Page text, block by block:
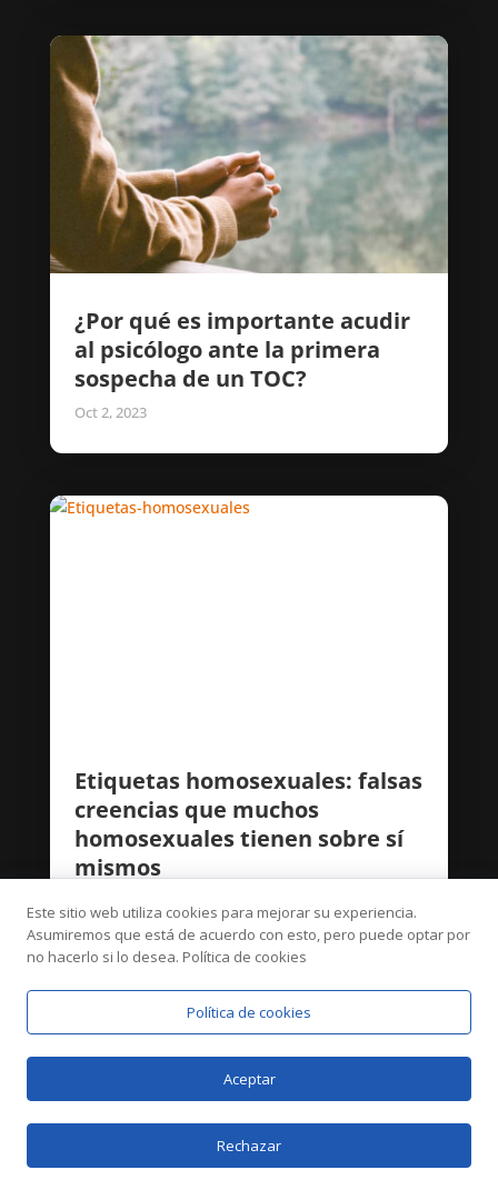
¿Por qué es importante acudir
al psicólogo ante la primera
sospecha de un TOC?
Oct 2, 2023
Etiquetas homosexuales: falsas
creencias que muchos
homosexuales tienen sobre sí
mismos
Este sitio web utiliza cookies para mejorar su experiencia.
Asumiremos que está de acuerdo con esto, pero puede optar por
no hacerlo si lo desea. Política de cookies
Política de cookies
Aceptar
Rechazar